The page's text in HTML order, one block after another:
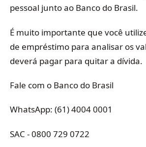
pessoal junto ao Banco do Brasil.
É muito importante que você
de empréstimo para analisar os
deverá pagar para quitar a dívida.
Fale com o Banco do Brasil
WhatsApp: (61) 4004 0001
SAC - 0800 729 0722